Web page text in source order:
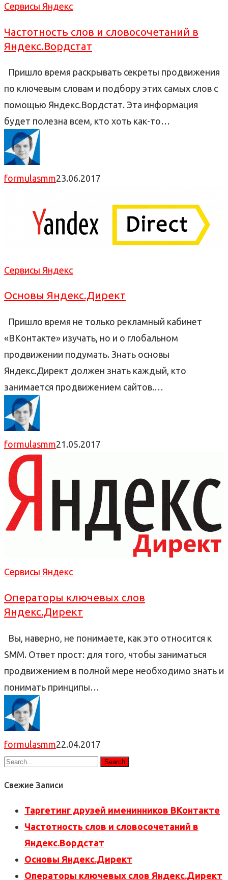
Сервисы Яндекс
Частотность слов и словосочетаний в
Яндекс.Вордстат
Пришло время раскрывать секреты продвижения
по ключевым словам и подбору этих самых слов с
помощью Яндекс.Вордстат. Эта информация
будет полезна всем, кто хоть как-то…
formulasmm23.06.2017
Сервисы Яндекс
Основы Яндекс.Директ
Пришло время не только рекламный кабинет
«ВКонтакте» изучать, но и о глобальном
продвижении подумать. Знать основы
Яндекс.Директ должен знать каждый, кто
занимается продвижением сайтов.…
formulasmm21.05.2017
Сервисы Яндекс
Операторы ключевых слов
Яндекс.Директ
Вы, наверно, не понимаете, как это относится к
SMM. Ответ прост: для того, чтобы заниматься
продвижением в полной мере необходимо знать и
понимать принципы…
formulasmm22.04.2017
Свежие Записи
Таргетинг друзей именинников ВКонтакте
Частотность слов и словосочетаний в
Яндекс.Вордстат
Основы Яндекс.Директ
Операторы ключевых слов Яндекс.Директ